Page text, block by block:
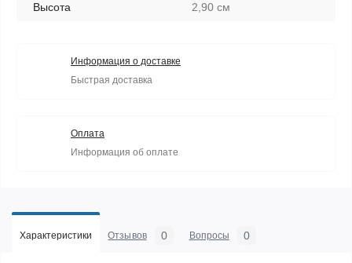
Высота 2,90 см
Информация о доставке
Быстрая доставка
Оплата
Информация об оплате
Характеристики Отзывов 0 Вопросы 0